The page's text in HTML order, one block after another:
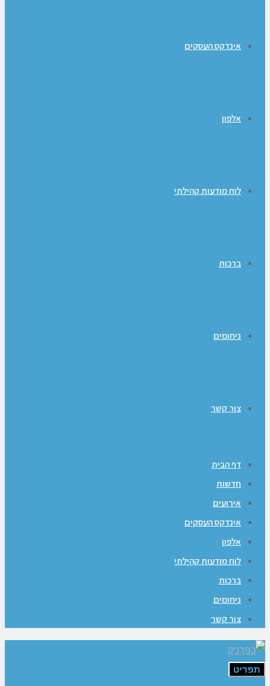
אינדקס העסקים
אלפון
לוח מודעות קהילתי
ברכות
ניחומים
צור קשר
דף הבית
חדשות
אירועים
אינדקס העסקים
אלפון
לוח מודעות קהילתי
ברכות
ניחומים
צור קשר
תפריט